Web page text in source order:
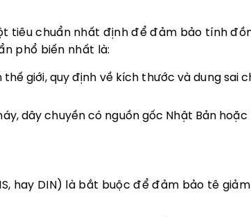
tiêu chuẩn nhất định để đảm bảo tính
phổ biến nhất là:
giới, quy định về kích thước và dung sai
dây chuyền có nguồn gốc Nhật Bản
hay DIN) là bắt buộc để đảm bảo tê